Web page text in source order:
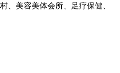
、美容美体会所、足疗保健、